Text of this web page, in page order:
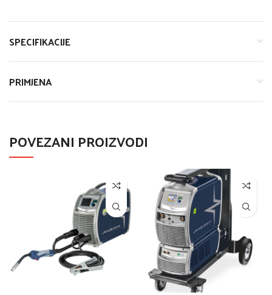
SPECIFIKACIJE
PRIMJENA
POVEZANI PROIZVODI